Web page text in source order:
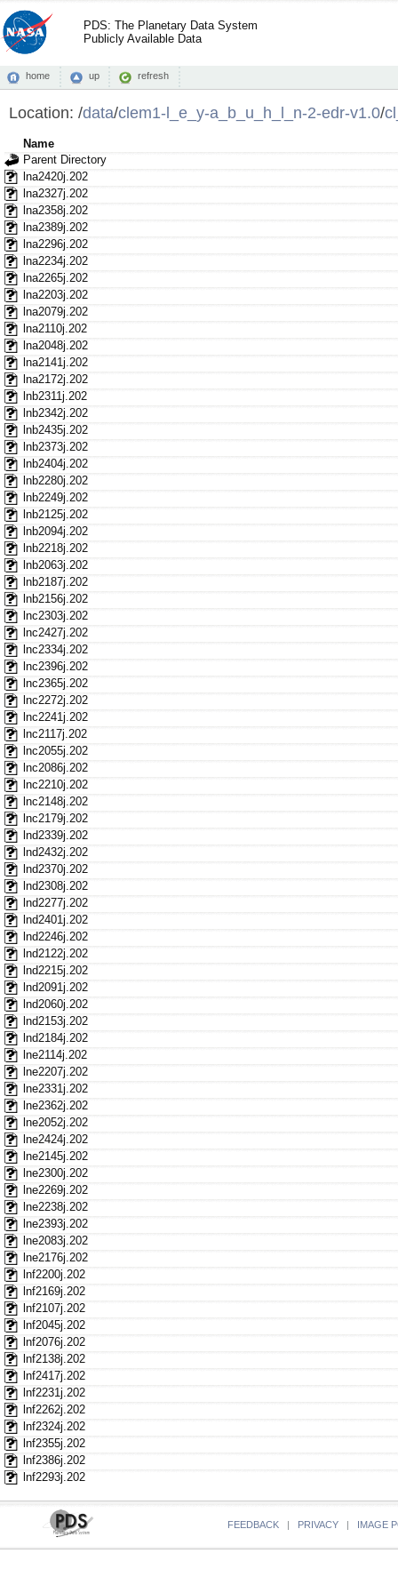
PDS: The Planetary Data System
Publicly Available Data
home up refresh
Location: /data/clem1-l_e_y-a_b_u_h_l_n-2-edr-v1.0/
Name
Parent Directory
lna2420j.202
lna2327j.202
lna2358j.202
lna2389j.202
lna2296j.202
lna2234j.202
lna2265j.202
lna2203j.202
lna2079j.202
lna2110j.202
lna2048j.202
lna2141j.202
lna2172j.202
lnb2311j.202
lnb2342j.202
lnb2435j.202
lnb2373j.202
lnb2404j.202
lnb2280j.202
lnb2249j.202
lnb2125j.202
lnb2094j.202
lnb2218j.202
lnb2063j.202
lnb2187j.202
lnb2156j.202
lnc2303j.202
lnc2427j.202
lnc2334j.202
lnc2396j.202
lnc2365j.202
lnc2272j.202
lnc2241j.202
lnc2117j.202
lnc2055j.202
lnc2086j.202
lnc2210j.202
lnc2148j.202
lnc2179j.202
lnd2339j.202
lnd2432j.202
lnd2370j.202
lnd2308j.202
lnd2277j.202
lnd2401j.202
lnd2246j.202
lnd2122j.202
lnd2215j.202
lnd2091j.202
lnd2060j.202
lnd2153j.202
lnd2184j.202
lne2114j.202
lne2207j.202
lne2331j.202
lne2362j.202
lne2052j.202
lne2424j.202
lne2145j.202
lne2300j.202
lne2269j.202
lne2238j.202
lne2393j.202
lne2083j.202
lne2176j.202
lnf2200j.202
lnf2169j.202
lnf2107j.202
lnf2045j.202
lnf2076j.202
lnf2138j.202
lnf2417j.202
lnf2231j.202
lnf2262j.202
lnf2324j.202
lnf2355j.202
lnf2386j.202
lnf2293j.202
FEEDBACK | PRIVACY | IMAGE